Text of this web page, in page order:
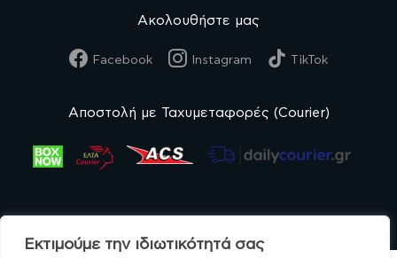
Εκτιμούμε την ιδιωτικότητά σας
Ακολουθήστε μας
Facebook Instagram TikTok
Αποστολή με Ταχυμεταφορές (Courier)